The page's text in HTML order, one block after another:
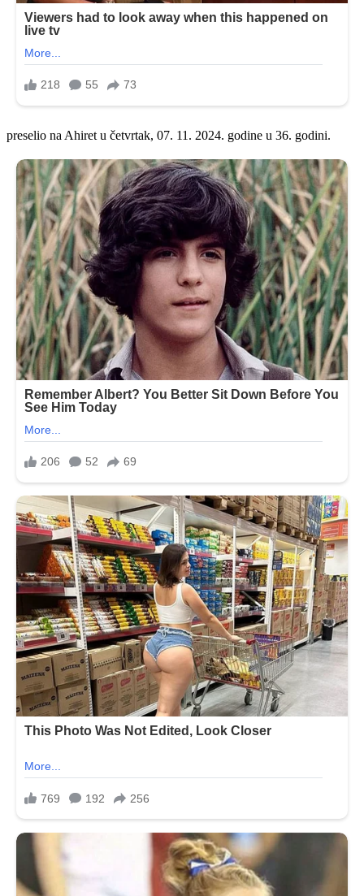
preselio na Ahiret u četvrtak, 07. 11. 2024. godine u 36. godini.